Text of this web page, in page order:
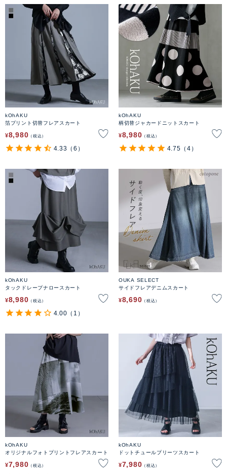
kOhAKU
箔プリント切替フレアスカート
¥8,980 税込
4.33 （6）
kOhAKU
柄切替ジャカードニットスカート
¥8,980 税込
4.75 （4）
kOhAKU
タックドレープナロースカート
¥8,980 税込
4.00 （1）
OUKA SELECT
サイドフレアデニムスカート
¥8,690 税込
kOhAKU
オリジナルフォトプリントフレアスカート
¥7,980 税込
kOhAKU
ドットチュールプリーツスカート
¥7,980 税込